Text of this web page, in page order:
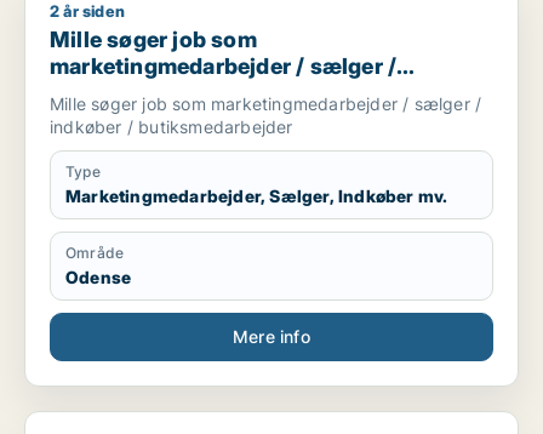
Mille søger job som marketingmedarbejder / sælger /
2 år siden
Mille søger job som
marketingmedarbejder / sælger /
indkøber / butiksmedarbejder
Mille søger job som marketingmedarbejder / sælger /
indkøber / butiksmedarbejder
Type
Marketingmedarbejder, Sælger, Indkøber mv.
Område
Odense
Mere info